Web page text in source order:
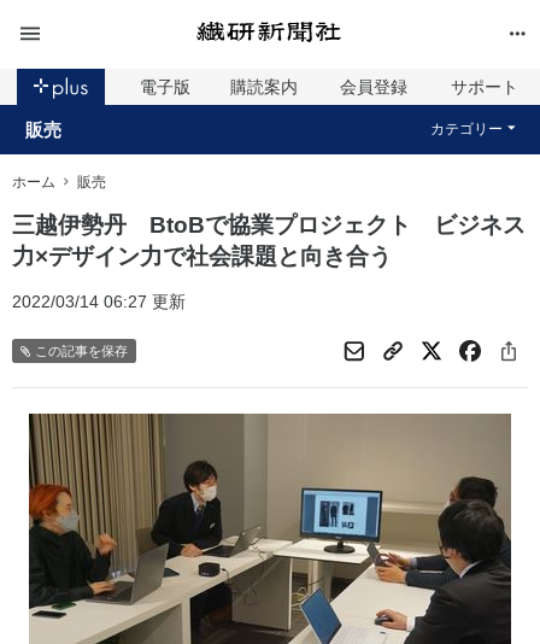
電子版 購読案内 会員登録 サポート
販売 カテゴリー
ホーム 販売
三越伊勢丹 BtoBで協業プロジェクト ビジネス
力×デザイン力で社会課題と向き合う
2022/03/14 06:27 更新
この記事を保存